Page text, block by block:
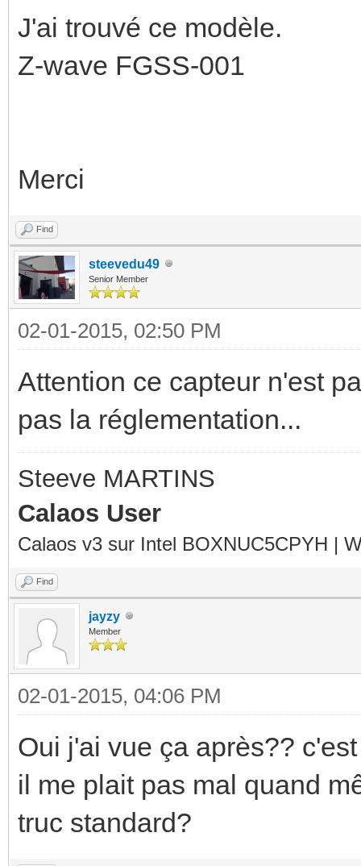
J'ai trouvé ce modèle.
Z-wave FGSS-001
Merci
Find
steevedu49
Senior Member
02-01-2015, 02:50 PM
Attention ce capteur n'est
pas la réglementation...
Steeve MARTINS
Calaos User
Calaos v3 sur Intel BOXNUC5CPYH |
Find
jayzy
Member
02-01-2015, 04:06 PM
Oui j'ai vue ça après??
il me plait pas mal quand
truc standard?